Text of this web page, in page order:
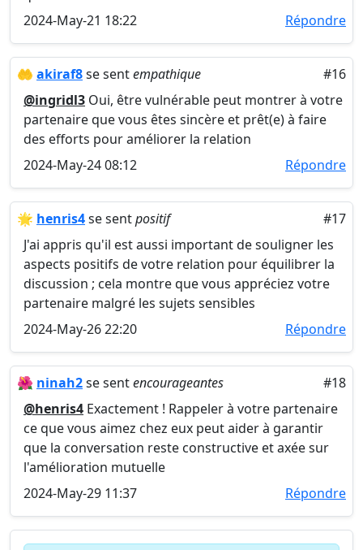
2024-May-21 18:22
Répondre
🤲 akiraf8se sentempathique
#16
@ingridl3 Oui, être vulnérable peut montrer à votre
partenaire que vous êtes sincère et prêt(e) à faire
des efforts pour améliorer la relation
2024-May-24 08:12
Répondre
🌟 henris4se sentpositif
#17
J'ai appris qu'il est aussi important de souligner les
aspects positifs de votre relation pour équilibrer la
discussion ; cela montre que vous appréciez votre
partenaire malgré les sujets sensibles
2024-May-26 22:20
Répondre
🌺 ninah2se sentencourageantes
#18
@henris4 Exactement ! Rappeler à votre partenaire
ce que vous aimez chez eux peut aider à garantir
que la conversation reste constructive et axée sur
l'amélioration mutuelle
2024-May-29 11:37
Répondre